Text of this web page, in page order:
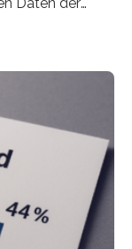
von
die Gründungen
der Spitze. In
in eine
die
man
– die Anzahl